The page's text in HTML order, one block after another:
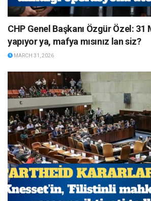
CHP Genel Başkanı Özgür Özel: 31
yapıyor ya, mafya mısınız lan siz?
MARCH 31, 2026